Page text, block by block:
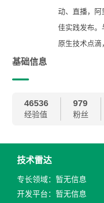
动、直播，阿
佳实践发布。
原生技术点滴
基础信息
46536
经验值
979
粉丝
技术雷达
专长领域：暂无信息
开发平台：暂无信息